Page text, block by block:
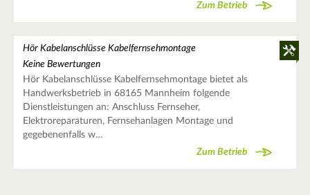
Zum Betrieb
Hör Kabelanschlüsse Kabelfernsehmontage
Keine Bewertungen
Hör Kabelanschlüsse Kabelfernsehmontage bietet als
Handwerksbetrieb in 68165 Mannheim folgende
Dienstleistungen an: Anschluss Fernseher,
Elektroreparaturen, Fernsehanlagen Montage und
gegebenenfalls w…
Zum Betrieb